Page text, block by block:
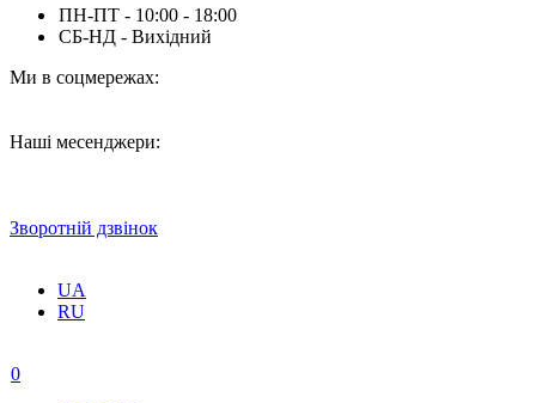
ПН-ПТ - 10:00 - 18:00
СБ-НД - Вихідний
Ми в соцмережах:
Наші месенджери:
Зворотній дзвінок
UA
RU
0